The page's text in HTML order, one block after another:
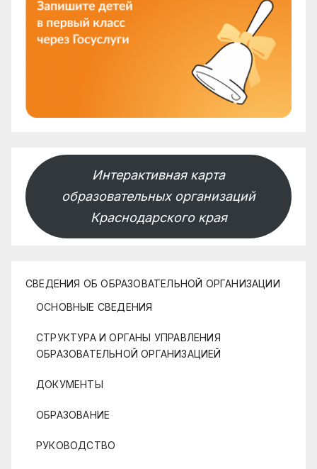
Интерактивная карта
образовательных организаций
Краснодарского края
СВЕДЕНИЯ ОБ ОБРАЗОВАТЕЛЬНОЙ ОРГАНИЗАЦИИ
ОСНОВНЫЕ СВЕДЕНИЯ
СТРУКТУРА И ОРГАНЫ УПРАВЛЕНИЯ
ОБРАЗОВАТЕЛЬНОЙ ОРГАНИЗАЦИЕЙ
ДОКУМЕНТЫ
ОБРАЗОВАНИЕ
РУКОВОДСТВО